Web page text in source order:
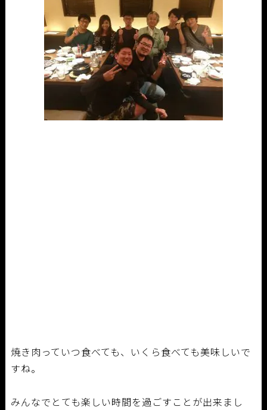
焼き肉っていつ食べても、いくら食べても美味しいで
すね。
みんなでとても楽しい時間を過ごすことが出来まし